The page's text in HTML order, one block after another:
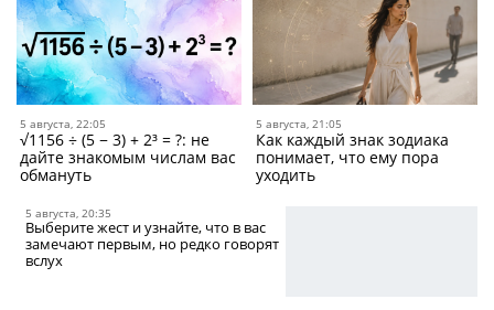
5 августа, 22:05
√1156 ÷ (5 − 3) + 2³ = ?: не
дайте знакомым числам вас
обмануть
5 августа, 21:05
Как каждый знак зодиака
понимает, что ему пора
уходить
5 августа, 20:35
Выберите жест и узнайте, что в вас
замечают первым, но редко говорят
вслух